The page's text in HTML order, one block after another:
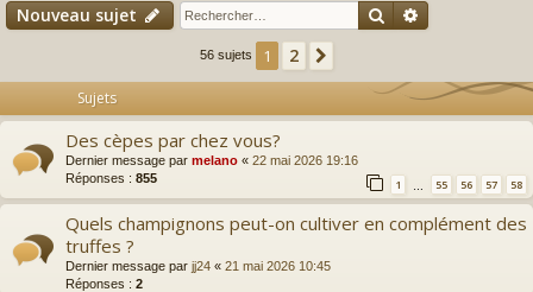
s
e
Nouveau sujet Rechercher
56 sujets 1 2
Sujets
Des cèpes par chez vous?
Dernier message par melano « 22 mai 2026 19:16
Réponses : 855 1 55 56 57 58
Quels champignons peut-on cultiver en complément des
truffes ?
Dernier message par jj24 « 21 mai 2026 10:45
Réponses : 2